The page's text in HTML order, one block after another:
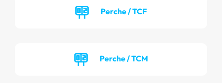
Perche / TCF
Perche / TCM